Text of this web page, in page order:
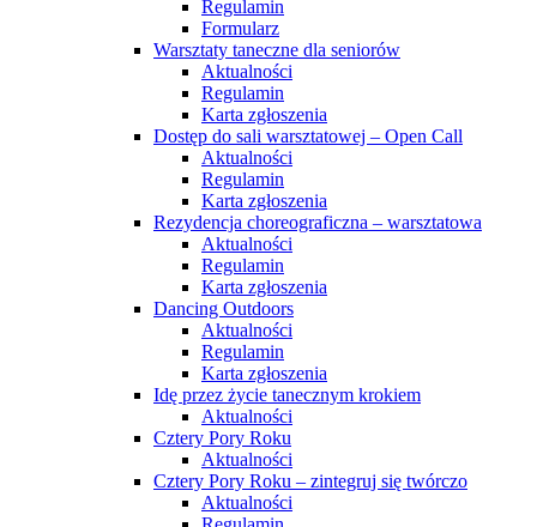
Regulamin
Formularz
Warsztaty taneczne dla seniorów
Aktualności
Regulamin
Karta zgłoszenia
Dostęp do sali warsztatowej – Open Call
Aktualności
Regulamin
Karta zgłoszenia
Rezydencja choreograficzna – warsztatowa
Aktualności
Regulamin
Karta zgłoszenia
Dancing Outdoors
Aktualności
Regulamin
Karta zgłoszenia
Idę przez życie tanecznym krokiem
Aktualności
Cztery Pory Roku
Aktualności
Cztery Pory Roku – zintegruj się twórczo
Aktualności